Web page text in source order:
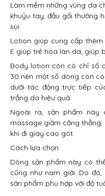
Làm mềm những vùng da
khuỷu tay, đầu gối thường
sùi.
Lotion giúp cung cấp
E giúp trẻ hóa làn da, giúp
Body lotion còn có chỉ số
30 nên một số dòng còn
dưới tác động trực tiếp
trắng da hiệu quả.
Ngoài ra, sản phẩm
massage giảm căng
khi đi giày cao gót.
Cách lựa chọn
Dòng sản phẩm này có
cũng như nam giới. Do
sản phẩm phù hợp với độ